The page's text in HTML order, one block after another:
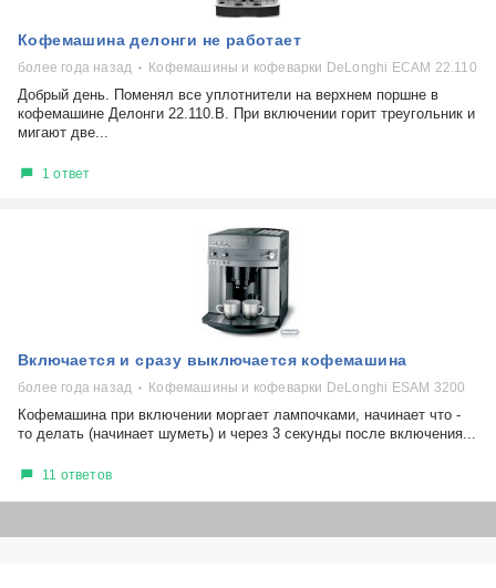
Кофемашина делонги не работает
более года назад Кофемашины и кофеварки DeLonghi ECAM 22.110
Добрый день. Поменял все уплотнители на верхнем поршне в
кофемашине Делонги 22.110.В. При включении горит треугольник и
мигают две...
1 ответ
Включается и сразу выключается кофемашина
более года назад Кофемашины и кофеварки DeLonghi ESAM 3200
Кофемашина при включении моргает лампочками, начинает что -
то делать (начинает шуметь) и через 3 секунды после включения...
11 ответов